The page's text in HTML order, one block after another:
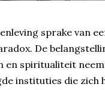
sprake van
De
en spiritualiteit
instituties die zich